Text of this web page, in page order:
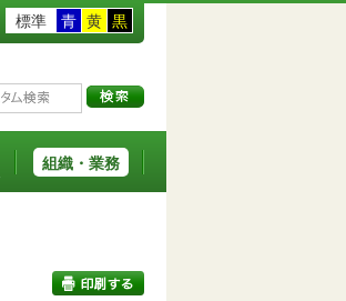
標準 青 黄 黒
組織・業務